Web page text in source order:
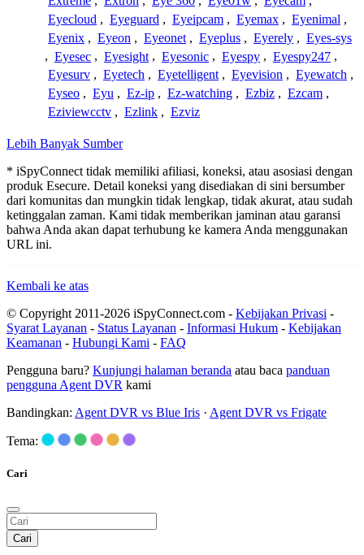
Eyecloud , Eyeguard , Eyeipcam , Eyemax , Eyenimal ,
Eyenix , Eyeon , Eyeonet , Eyeplus , Eyerely , Eyes-sys
, Eyesec , Eyesight , Eyesonic , Eyespy , Eyespy247 ,
Eyesurv , Eyetech , Eyetelligent , Eyevision , Eyewatch ,
Eyseo , Eyu , Ez-ip , Ez-watching , Ezbiz , Ezcam ,
Eziviewcctv , Ezlink , Ezviz
Lebih Banyak Sumber
* iSpyConnect tidak memiliki afiliasi, koneksi, atau asosiasi dengan
produk Esecure. Detail koneksi yang disediakan di sini bersumber
dari komunitas dan mungkin tidak lengkap, tidak akurat, atau sudah
ketinggalan zaman. Kami tidak memberikan jaminan atau garansi
bahwa Anda akan dapat terhubung ke kamera Anda menggunakan
URL ini.
Kembali ke atas
© Copyright 2011-2026 iSpyConnect.com - Kebijakan Privasi -
Syarat Layanan - Status Layanan - Informasi Hukum - Kebijakan
Keamanan - Hubungi Kami - FAQ
Pengguna baru? Kunjungi halaman beranda atau baca panduan
pengguna Agent DVR kami
Bandingkan: Agent DVR vs Blue Iris · Agent DVR vs Frigate
Tema:
Cari
Cari